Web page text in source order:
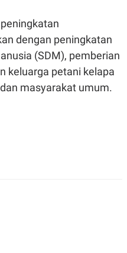
dengan peningkatan
(SDM), pemberian
keluarga petani kelapa
masyarakat umum.